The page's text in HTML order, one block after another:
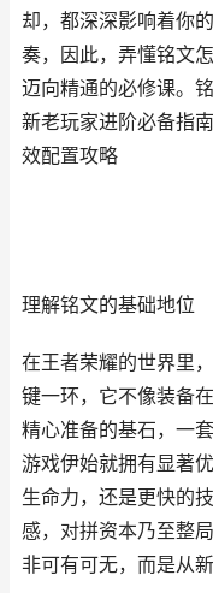
却，都深深影响着你
奏，因此，弄懂铭文
迈向精通的必修课。
新老玩家进阶必备指
效配置攻略
理解铭文的基础地位
在王者荣耀的世界里
键一环，它不像装备
精心准备的基石，一
游戏伊始就拥有显著
生命力，还是更快的
感，对拼资本乃至整
非可有可无，而是从